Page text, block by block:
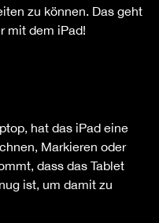
zu können. Das geht
mit dem iPad!
hat das iPad eine
Markieren oder
dass das Tablet
ist, um damit zu